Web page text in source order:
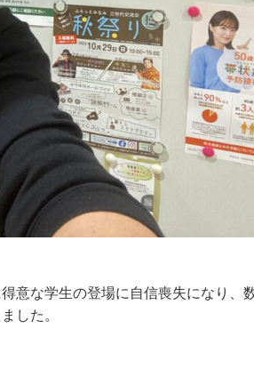
意な学生の登場に自信喪失になり、
した。